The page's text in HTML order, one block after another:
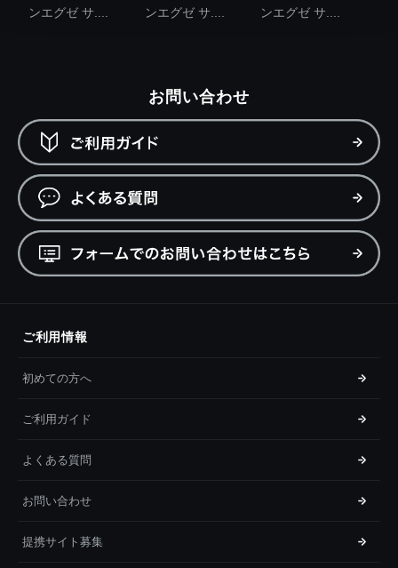
ンエグゼ サ....
ンエグゼ サ....
ンエグゼ サ....
お問い合わせ
ご利用情報
初めての方へ
ご利用ガイド
よくある質問
お問い合わせ
提携サイト募集